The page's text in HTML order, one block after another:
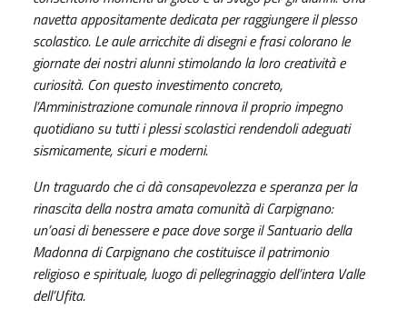
navetta appositamente dedicata per raggiungere il plesso
scolastico. Le aule arricchite di disegni e frasi colorano le
giornate dei nostri alunni stimolando la loro creatività e
curiosità. Con questo investimento concreto,
l’Amministrazione comunale rinnova il proprio impegno
quotidiano su tutti i plessi scolastici rendendoli adeguati
sismicamente, sicuri e moderni.
Un traguardo che ci dà consapevolezza e speranza per la
rinascita della nostra amata comunità di Carpignano:
un’oasi di benessere e pace dove sorge il Santuario della
Madonna di Carpignano che costituisce il patrimonio
religioso e spirituale, luogo di pellegrinaggio dell’intera Valle
dell’Ufita.